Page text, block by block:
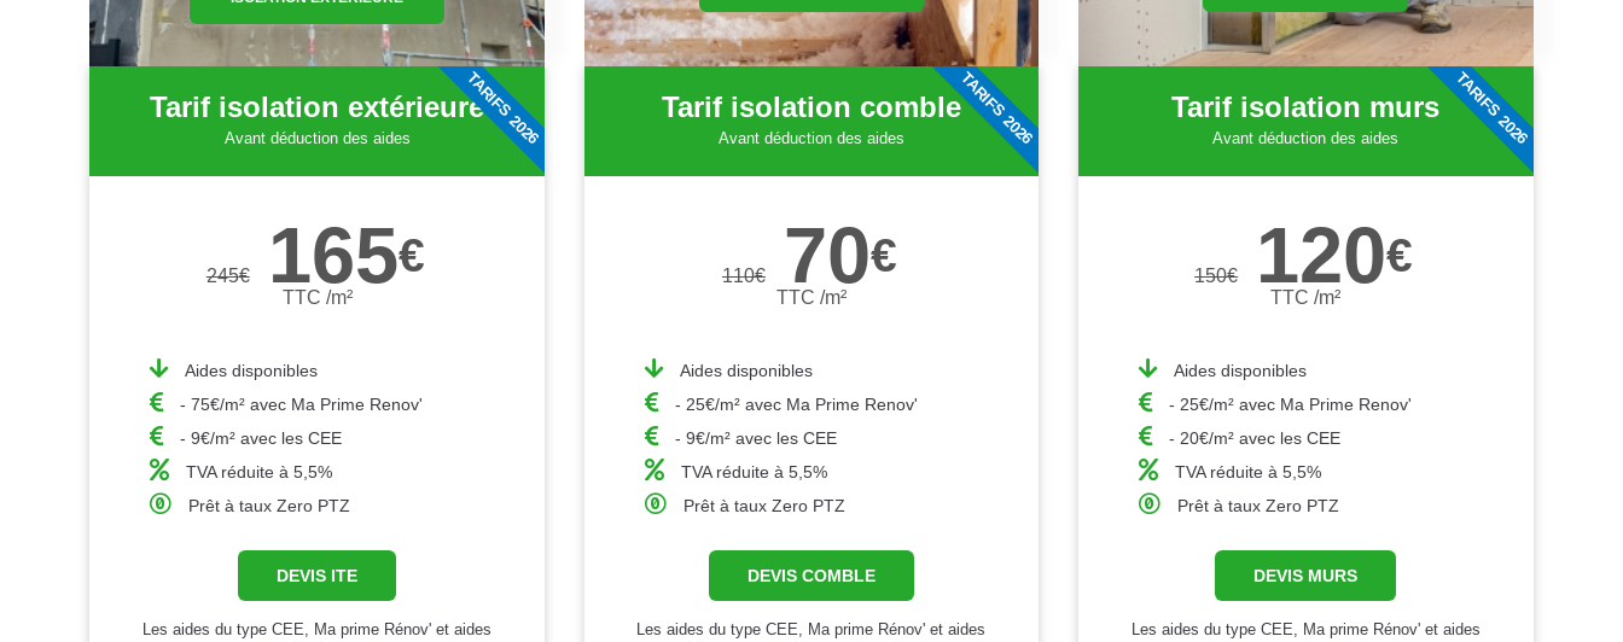
Tarif isolation extérieure
Avant déduction des aides
245€ 165€
TTC /m²
Aides disponibles
- 75€/m² avec Ma Prime Renov'
- 9€/m² avec les CEE
TVA réduite à 5,5%
Prêt à taux Zero PTZ
DEVIS ITE
Les aides du type CEE, Ma prime Rénov' et aides
TARIFS 2026 Tarif isolation comble
Avant déduction des aides
110€ 70€
TTC /m²
Aides disponibles
- 25€/m² avec Ma Prime Renov'
- 9€/m² avec les CEE
TVA réduite à 5,5%
Prêt à taux Zero PTZ
DEVIS COMBLE
Les aides du type CEE, Ma prime Rénov' et aides
TARIFS 2026 Tarif isolation murs
Avant déduction des aides
150€ 120€
TTC /m²
Aides disponibles
- 25€/m² avec Ma Prime Renov'
- 20€/m² avec les CEE
TVA réduite à 5,5%
Prêt à taux Zero PTZ
DEVIS MURS
Les aides du type CEE, Ma prime Rénov' et aides
TARIFS 2026